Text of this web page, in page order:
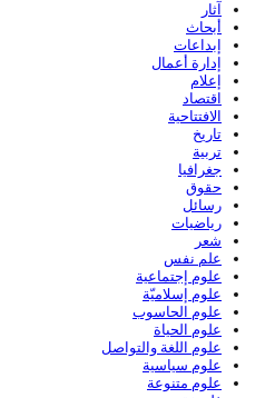
آثار
أبحاث
إبداعات
إدارة أعمال
إعلام
اقتصاد
الافتتاحية
تاريخ
تربية
جغرافيا
حقوق
رسائل
رياضيات
شعر
علم نفس
علوم إجتماعية
علوم إسلاميّة
علوم الحاسوب
علوم الحياة
علوم اللغة والتواصل
علوم سياسية
علوم متنوعة